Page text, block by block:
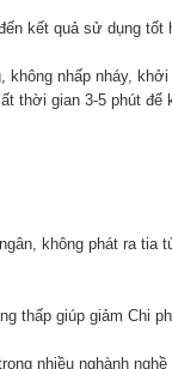
kết quả sử dụng tốt
nhấp nháy,
thời gian 3-5 phút để
không phát ra tia
thấp giúp giảm Chi
nhiều nghành